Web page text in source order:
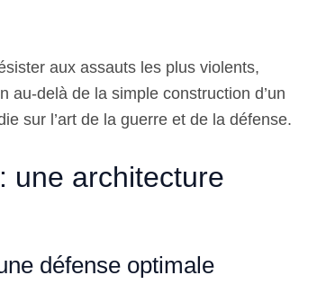
aux assauts les plus violents,
au-delà de la simple construction d’un
sur l’art de la guerre et de la défense.
une architecture
défense optimale